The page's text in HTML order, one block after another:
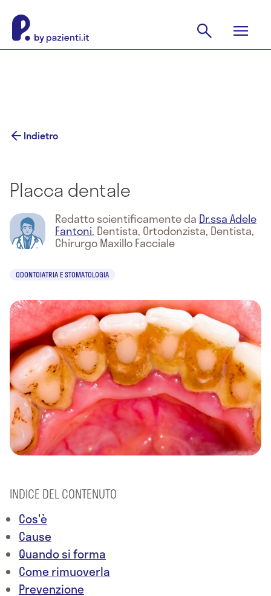
Indietro
Placca dentale
Redatto scientificamente da Dr.ssa Adele
Fantoni, Dentista, Ortodonzista, Dentista,
Chirurgo Maxillo Facciale
ODONTOIATRIA E STOMATOLOGIA
INDICE DEL CONTENUTO
Cos'è
Cause
Quando si forma
Come rimuoverla
Prevenzione